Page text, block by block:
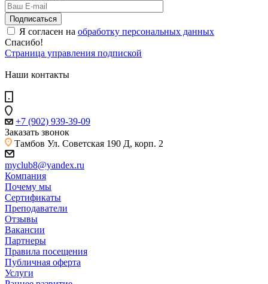
Я согласен на обработку персональных данных
Спасибо!
Страница управления подпиской
Наши контакты
+7 (902) 939-39-09
Заказать звонок
Тамбов Ул. Советская 190 Д, корп. 2
myclub8@yandex.ru
Компания
Почему мы
Сертификаты
Преподаватели
Отзывы
Вакансии
Партнеры
Правила посещения
Публичная оферта
Услуги